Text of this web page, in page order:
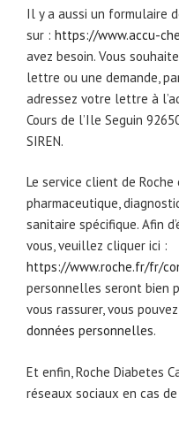
Il y a aussi un formulaire
sur : https://www.accu-
avez besoin. Vous
lettre ou une demande,
adressez votre lettre à
Cours de l’Ile Seguin
SIREN.
Le service client de
pharmaceutique,
sanitaire spécifique. Afin
vous, veuillez cliquer ici :
https://www.roche.fr/fr/
personnelles seront bien
vous rassurer, vous
données personnelles.
Et enfin, Roche Diabetes
réseaux sociaux en cas